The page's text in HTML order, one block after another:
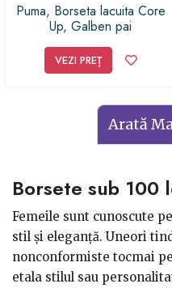
Puma, Borseta lacuita Core
Up, Galben pai
VEZI PREȚ
Arată
Borsete sub 100
Femeile sunt cunoscute
stil și eleganță. Uneori
nonconformiste tocmai
etala stilul sau